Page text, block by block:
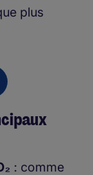
plus
: comme